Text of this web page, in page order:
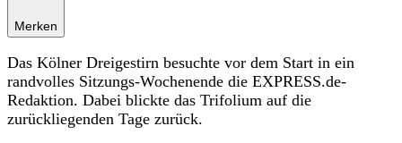
Merken
Das Kölner Dreigestirn besuchte vor dem Start in ein
randvolles Sitzungs-Wochenende die EXPRESS.de-
Redaktion. Dabei blickte das Trifolium auf die
zurückliegenden Tage zurück.